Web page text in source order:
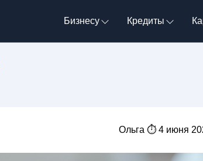
Бизнесу Кредиты
Ольга ⏱ 4 июня